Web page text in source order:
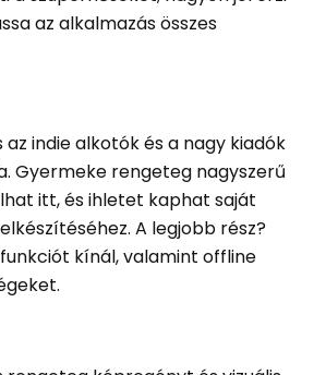
az alkalmazás összes
az indie alkotók és a nagy kiadók
Gyermeke rengeteg nagyszerű
itt, és ihletet kaphat saját
A legjobb rész?
kínál, valamint offline